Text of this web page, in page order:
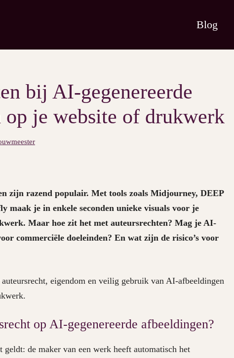
Blog
bij AI-gegenereerde
op je website of drukwerk
zijn razend populair. Met tools zoals Midjourney, DEEP
maak je in enkele seconden unieke visuals voor je
Maar hoe zit het met auteursrechten? Mag je AI-
commerciële doeleinden? En wat zijn de risico’s voor
eigendom en veilig gebruik van AI-afbeeldingen
op AI-gegenereerde afbeeldingen?
geldt: de maker van een werk heeft automatisch het